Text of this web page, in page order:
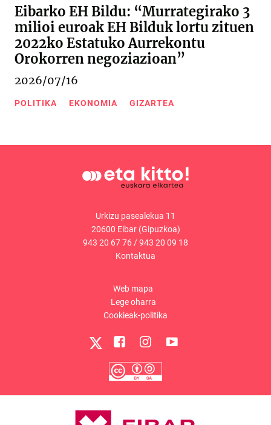
Eibarko EH Bildu: “Murrategirako 3
milioi euroak EH Bilduk lortu zituen
2022ko Estatuko Aurrekontu
Orokorren negoziazioan”
2026/07/16
POLITIKA EKONOMIA GIZARTEA
Urkizu pasealekua 11
20600 Eibar (Gipuzkoa)
943 20 67 76/943 20 09 18
Kontaktua
Web mapa
Lege oharra
Cookieak-politika